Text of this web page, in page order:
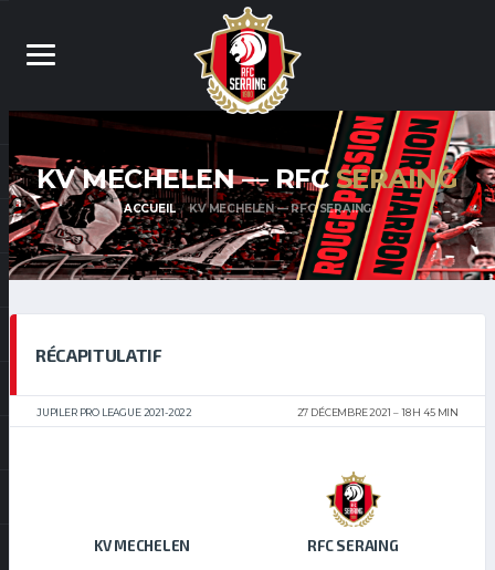
KV MECHELEN — RFC SERAING
ACCUEIL KV MECHELEN — RFC SERAING
RÉCAPITULATIF
JUPILER PRO LEAGUE 2021-2022 27 DÉCEMBRE 2021 18 H 45 MIN
KV MECHELEN RFC SERAING